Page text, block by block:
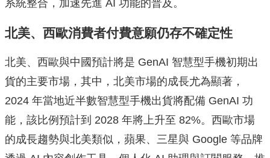
系統整合，加速先進 AI 功能的普及。
北美、西歐消費者付費意願仍存不確定性
北美、西歐與中國預計將是 GenAI 智慧型手機初期出
貨的主要市場，其中，北美市場的成長尤為顯著，
2024 年當地近半數智慧型手機出貨將配備 GenAI 功
能，該比例預計到 2028 年將上升至 82%。西歐市場
的成長趨勢與北美類似，蘋果、三星與 Google 等品牌